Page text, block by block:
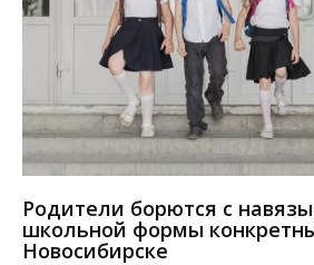
Родители борются с
школьной формы
Новосибирске